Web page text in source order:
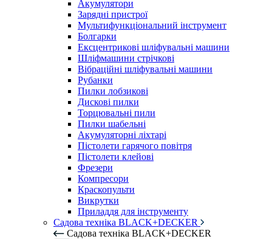
Акумулятори
Зарядні пристрої
Мультифункціональний інструмент
Болгарки
Ексцентрикові шліфувальні машини
Шліфмашини стрічкові
Вібраційні шліфувальні машини
Рубанки
Пилки лобзикові
Дискові пилки
Торцювальні пили
Пилки шабельні
Акумуляторні ліхтарі
Пістолети гарячого повітря
Пістолети клейові
Фрезери
Компресори
Краскопульти
Викрутки
Приладдя для інструменту
Садова техніка BLACK+DECKER
Садова техніка BLACK+DECKER